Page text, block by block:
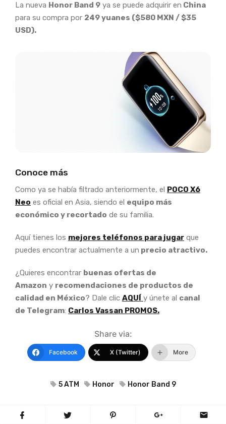
La nueva Honor Band 9 ya se puede adquirir en China
para su compra por 249 yuanes ($580 MXN / $35
USD).
Conoce más
Como ya se había filtrado anteriormente, el POCO X6
Neo es oficial en Asia, siendo el equipo más
económico y recortado de su familia.
Aquí tienes los mejores teléfonos para jugar que
puedes encontrar actualmente a un precio atractivo.
¿Quieres encontrar buenas ofertas de
Amazon y recomendaciones de productos de
calidad en México? Dale clic AQUÍ y únete al canal
de Telegram: Carlos Vassan PROMOS.
Share via:
Facebook X (Twitter) More
5 ATM Honor Honor Band 9